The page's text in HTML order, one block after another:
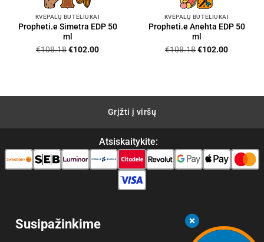
KVEPALŲ BUTELIUKAI
Propheti.e Simetra EDP 50
ml
€108.18Original
€102.00Current
KVEPALŲ BUTELIUKAI
Propheti.e Anehta EDP 50
ml
€108.18Original
€102.00Current
Grįžti į viršų
Atsiskaitykite:
Susipažinkime